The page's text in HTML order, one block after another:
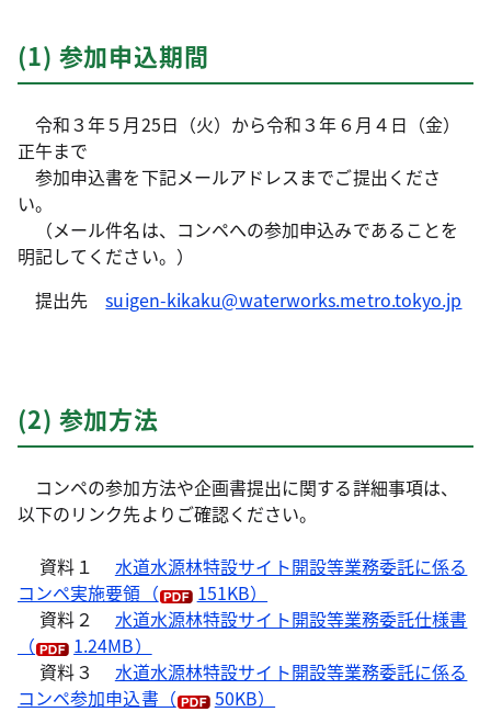
(1) 参加申込期間
令和３年５月25日（火）から令和３年６月４日（金）
正午まで
参加申込書を下記メールアドレスまでご提出くださ
い。
（メール件名は、コンペへの参加申込みであることを
明記してください。）
提出先suigen-kikaku@waterworks.metro.tokyo.jp
(2) 参加方法
コンペの参加方法や企画書提出に関する詳細事項は、
以下のリンク先よりご確認ください。
資料１ 水道水源林特設サイト開設等業務委託に係る
コンペ実施要領（
151KB）
資料２ 水道水源林特設サイト開設等業務委託仕様書
（
1.24MB）
資料３ 水道水源林特設サイト開設等業務委託に係る
コンペ参加申込書（
50KB）